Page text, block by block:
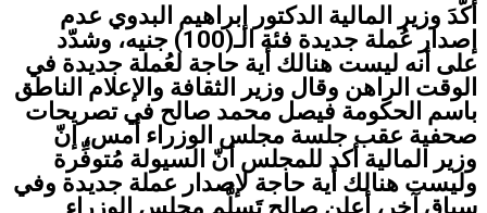
أَكّدَ وزير المالية الدكتور إبراهيم البدوي عدم
إصدار عُملة جديدة فئة الـ(100) جنيه، وشدّد
على أنه ليست هنالك أية حاجة لعُملة جديدة في
الوقت الراهن وقال وزير الثقافة والإعلام الناطق
باسم الحكومة فيصل محمد صالح في تصريحات
صحفية عقب جلسة مجلس الوزراء أمس، إنّ
وزير المالية أكد للمجلس أنّ السيولة مُتوفِّرة
وليست هنالك أية حاجة لإصدار عملة جديدة وفي
سياقٍ آخر، أعلن صالح تَسلُّم مجلس الوزراء